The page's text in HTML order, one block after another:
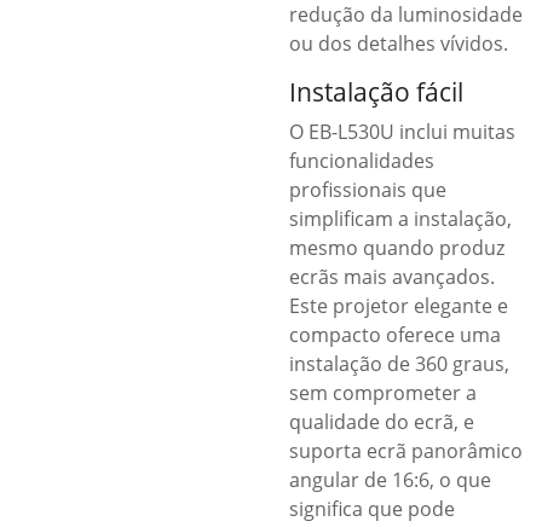
redução da luminosidade
ou dos detalhes vívidos.
Instalação fácil
O EB-L530U inclui muitas
funcionalidades
profissionais que
simplificam a instalação,
mesmo quando produz
ecrãs mais avançados.
Este projetor elegante e
compacto oferece uma
instalação de 360 graus,
sem comprometer a
qualidade do ecrã, e
suporta ecrã panorâmico
angular de 16:6, o que
significa que pode